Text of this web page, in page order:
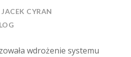
JACEK CYRAN
wdrożenie systemu